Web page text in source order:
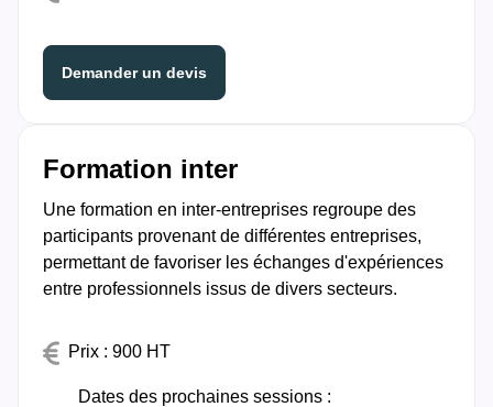
Demander un devis
Formation inter
Une formation en inter-entreprises regroupe des
participants provenant de différentes entreprises,
permettant de favoriser les échanges d'expériences
entre professionnels issus de divers secteurs.
Prix : 900 HT
Dates des prochaines sessions :